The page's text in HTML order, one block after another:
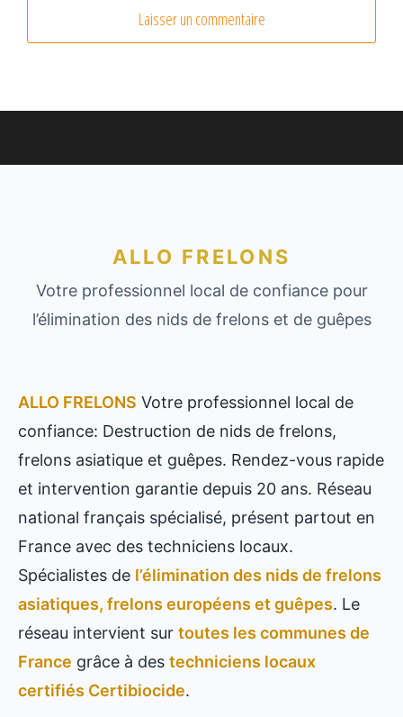
ALLO FRELONS
Votre professionnel local de confiance pour
l’élimination des nids de frelons et de guêpes
ALLO FRELONS Votre professionnel local de
confiance: Destruction de nids de frelons,
frelons asiatique et guêpes. Rendez-vous rapide
et intervention garantie depuis 20 ans. Réseau
national français spécialisé, présent partout en
France avec des techniciens locaux.
Spécialistes de l’élimination des nids de frelons
asiatiques, frelons européens et guêpes. Le
réseau intervient sur toutes les communes de
France grâce à des techniciens locaux
certifiés Certibiocide.